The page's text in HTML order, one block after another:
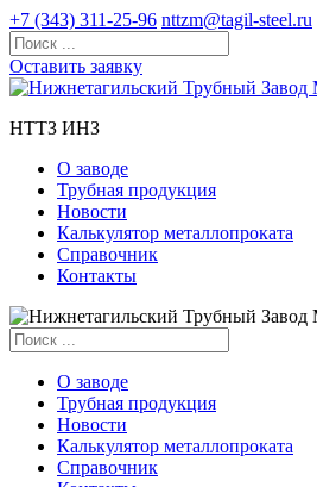
+7 (343) 311-25-96 nttzm@tagil-steel.ru
Оставить заявку
НТТЗ ИНЗ
О заводе
Трубная продукция
Новости
Калькулятор металлопроката
Справочник
Контакты
О заводе
Трубная продукция
Новости
Калькулятор металлопроката
Справочник